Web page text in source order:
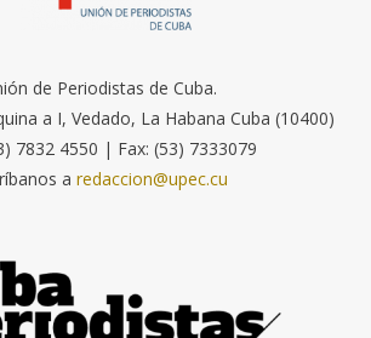
de Periodistas de Cuba.
a I, Vedado, La Habana Cuba (10400)
7832 4550 | Fax: (53) 7333079
a redaccion@upec.cu